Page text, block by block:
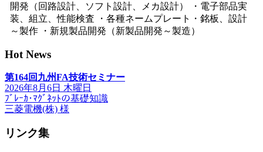
開発（回路設計、ソフト設計、メカ設計） ・電子部品実
装、組立、性能検査 ・各種ネームプレート・銘板、設計
～製作 ・新規製品開発（新製品開発～製造）
Hot News
第164回九州FA技術セミナー
2026年8月6日 木曜日
ﾌﾞﾚｰｶ･ﾏｸﾞﾈｯﾄの基礎知識
三菱電機(株) 様
リンク集